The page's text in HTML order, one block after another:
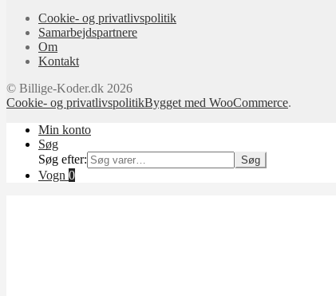
Cookie- og privatlivspolitik
Samarbejdspartnere
Om
Kontakt
© Billige-Koder.dk 2026
Cookie- og privatlivspolitikBygget med WooCommerce.
Min konto
Søg
Søg efter:
Søg
Vogn 0